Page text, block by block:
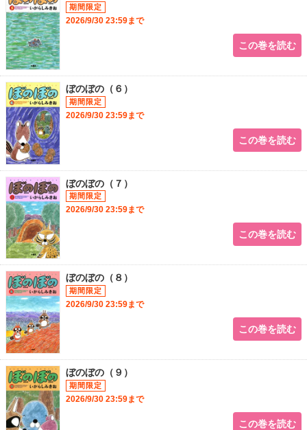
2026/9/30 23:59まで
この巻を読む
ぼのぼの（６）
2026/9/30 23:59まで
この巻を読む
ぼのぼの（７）
2026/9/30 23:59まで
この巻を読む
ぼのぼの（８）
2026/9/30 23:59まで
この巻を読む
ぼのぼの（９）
2026/9/30 23:59まで
この巻を読む